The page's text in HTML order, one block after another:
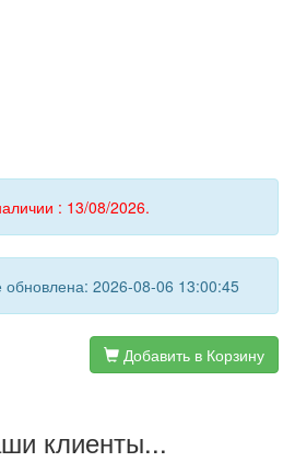
: 13/08/2026.
2026-08-06 13:00:45
Добавить в Корзину
клиенты...